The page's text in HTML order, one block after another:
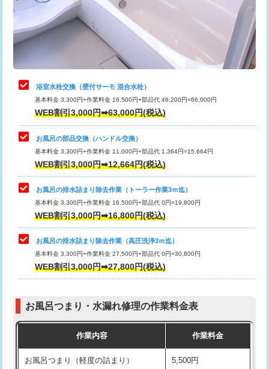
桝清掃 8,800円
止水・漏水調査・防水処理・清掃・修
理・調整・分解・加工など（軽作業）
止水・漏水調査・防水処理・清掃・修
理・調整・分解・加工など（中作業）
22,000円
止水・漏水調査・防水処理・清掃・修
理・調整・分解・加工など（重作業）
33,000円
トイレタンク脱着
トイレ便器脱着
タンクレストイレ脱着 33,000円
小便器トイレ脱着
その他部品の脱着 8,800円～
交換・取付（タンク）
交換・取付（普通便座） 11,000円+材料費
交換・取付（温水洗浄便座） 16,500円+材料費
交換・取付(単水栓（壁付・デッキ
13,200円+材料費
浴室水栓交換（壁付サーモ 混合水栓）
基本料金 3,300円+作業料金 16,500円+部品代 46,200円=66,000円
WEB割引3,000円➡63,000円(税込)
お風呂の部品交換（ハンドル交換）
基本料金 3,300円+作業料金 11,000円+部品代 1,364円=15,664円
WEB割引3,000円➡12,664円(税込)
お風呂の排水詰まり除去作業（トーラー作業3ｍ迄）
基本料金 3,300円+作業料金 16,500円+部品代 0円=19,800円
WEB割引3,000円➡16,800円(税込)
お風呂の排水詰まり除去作業（高圧洗浄3ｍ迄）
基本料金 3,300円+作業料金 27,500円+部品代 0円=30,800円
WEB割引3,000円➡27,800円(税込)
お風呂つまり・水漏れ修理の作業料金表
作業内容 作業料金
お風呂つまり（軽度の詰まり） 5,500円